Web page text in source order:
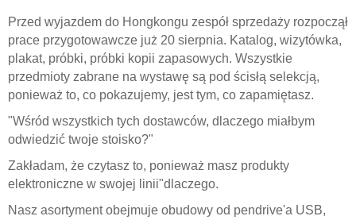
Przed wyjazdem do Hongkongu zespół sprzedaży rozpoczął
prace przygotowawcze już 20 sierpnia. Katalog, wizytówka,
plakat, próbki, próbki kopii zapasowych. Wszystkie
przedmioty zabrane na wystawę są pod ścisłą selekcją,
ponieważ to, co pokazujemy, jest tym, co zapamiętasz.
"Wśród wszystkich tych dostawców, dlaczego miałbym
odwiedzić twoje stoisko?"
Zakładam, że czytasz to, ponieważ masz produkty
elektroniczne w swojej linii"dlaczego.
Nasz asortyment obejmuje obudowy od pendrive'a USB,